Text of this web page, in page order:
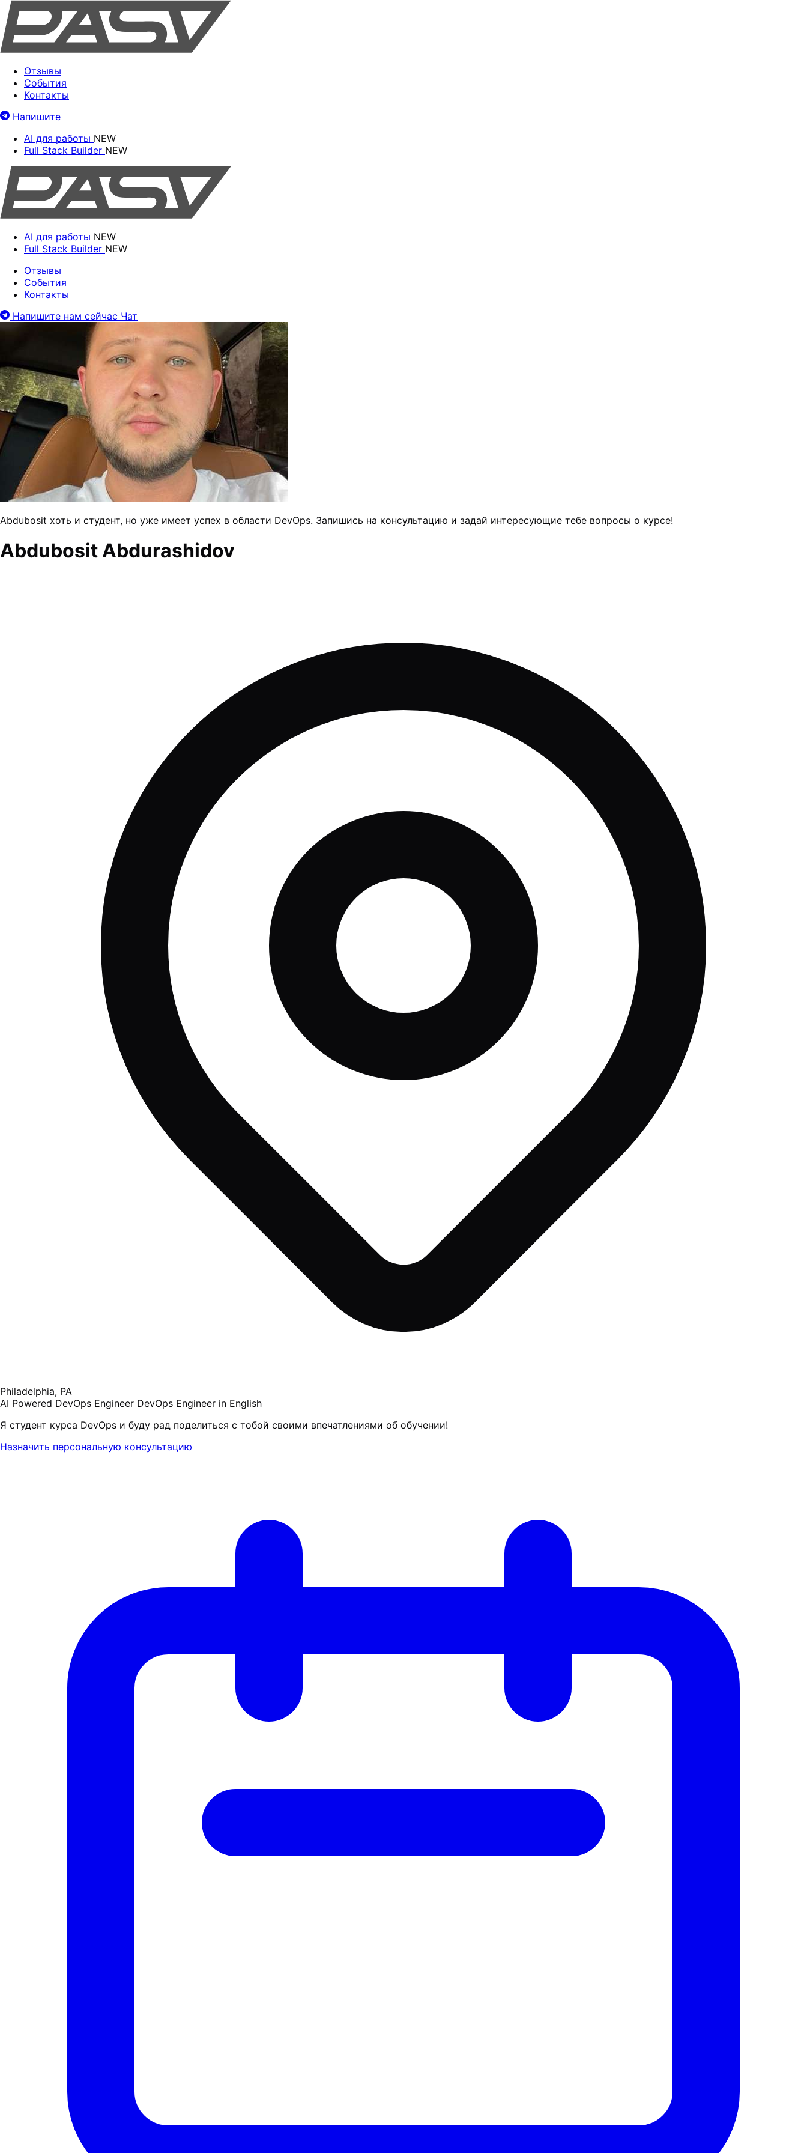
Отзывы
События
Контакты
Напишите
AI для работы NEW
Full Stack Builder NEW
AI для работы NEW
Full Stack Builder NEW
Отзывы
События
Контакты
Напишите нам сейчас Чат
Abdubosit хоть и студент, но уже имеет успех в области DevOps. Запишись на консультацию и задай интересующие тебе вопросы о курсе!
Abdubosit Abdurashidov
Philadelphia, PA
AI Powered DevOps Engineer DevOps Engineer in English
Я студент курса DevOps и буду рад поделиться с тобой своими впечатлениями об обучении!
Назначить персональную консультацию